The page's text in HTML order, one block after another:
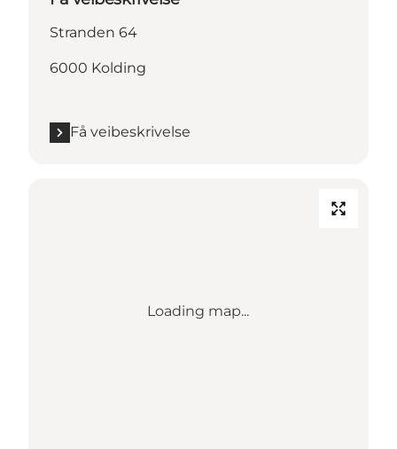
Stranden 64
6000 Kolding
Få veibeskrivelse
Loading map...